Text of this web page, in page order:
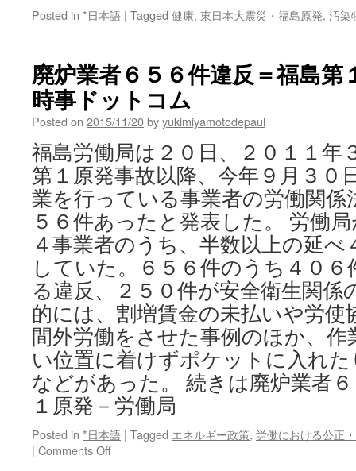
Posted in *日本語 | Tagged 健康, 東日本大震災・福島原発, 汚染
廃炉業者６５６件違反＝福島
時事ドットコム
Posted on 2015/11/20byyukimiyamotodepaul
福島労働局は２０日、２０１１年
第１原発事故以降、今年９月３０
業を行っている事業者の労働関係
５６件あったと発表した。 労働
４事業者のうち、半数以上の延べ
していた。６５６件のうち４０
る違反、２５０件が安全衛生関係
的には、割増賃金の未払いや労使
間外労働をさせた事例のほか、
い位置に着けずポケットに入れ
などがあった。 続きは廃炉業者
１原発－労働局
Posted in *日本語 | Tagged エネルギー政策, 労働における公正
| Comments Offon